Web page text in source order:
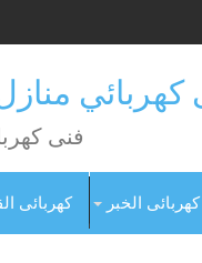
منازل
فنى
كهربائى الخبر كهربائى